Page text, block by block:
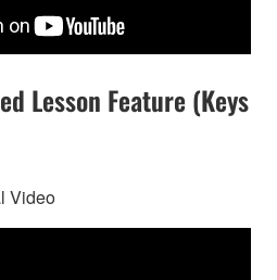
Lesson Feature (Keys
Video